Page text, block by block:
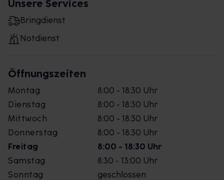
Unsere Services
Bringdienst
Notdienst
Öffnungszeiten
Montag
8:00 - 18:30 Uhr
Dienstag
8:00 - 18:30 Uhr
Mittwoch
8:00 - 18:30 Uhr
Donnerstag
8:00 - 18:30 Uhr
Freitag
8:00 - 18:30 Uhr
Samstag
8:30 - 13:00 Uhr
Sonntag
geschlossen